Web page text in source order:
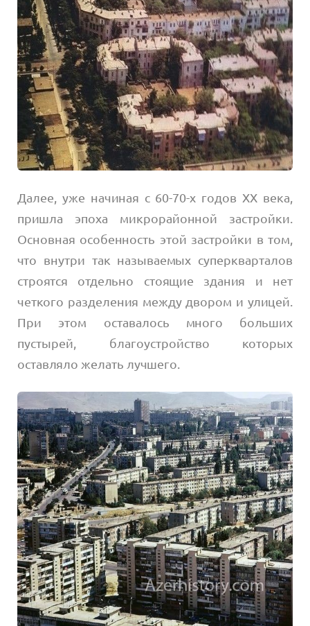
Далее, уже начиная с 60-70-х годов XX века,
пришла эпоха микрорайонной застройки.
Основная особенность этой застройки в том,
что внутри так называемых суперкварталов
строятся отдельно стоящие здания и нет
четкого разделения между двором и улицей.
При этом оставалось много больших
пустырей, благоустройство которых
оставляло желать лучшего.